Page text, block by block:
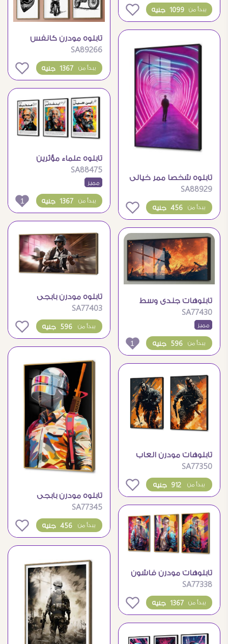
1099 جنيه يبدأ من 0
تابلوه مودرن كانفس
متعدد القطع رياضة
الموتوكروس
SA89266
1367 جنيه يبدأ من
تابلوه شخصا ممر خيالى
بأضواء نيون
SA88929
456 جنيه يبدأ من 0
تابلوه علماء مؤثرين
SA88475
مميز
1367 جنيه يبدأ من 1
تابلوهات جندى وسط
النيران
SA77430
مميز
596 جنيه يبدأ من 1
تابلوه مودرن بابجى
لمحبى العاب الحروب
SA77403
596 جنيه يبدأ من
تابلوهات مودرن العاب
الكترونيه حربية
SA77350
912 جنيه يبدأ من
تابلوه مودرن بابجى
PUBG
SA77345
456 جنيه يبدأ من 0
تابلوهات مودرن فاشون
و ازياء شباب
SA77338
1367 جنيه يبدأ من